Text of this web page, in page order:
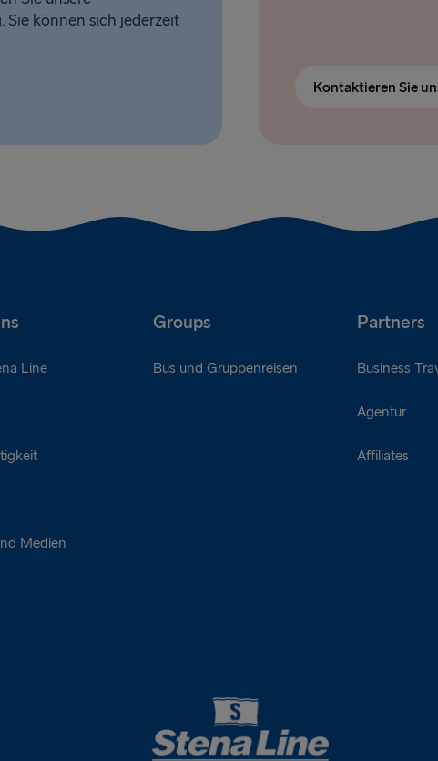
. Sie können sich jederzeit
Kontaktieren Sie
Groups Partners
Line
Medien
Bus und Gruppenreisen Business
Agentur
Affiliates